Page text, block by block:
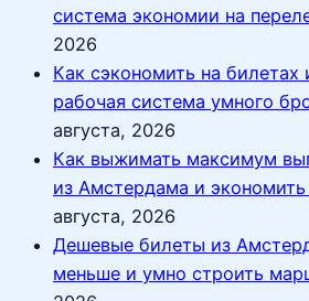
система экономии на
2026
Как сэкономить на
рабочая система умного
августа, 2026
Как выжимать максимум
из Амстердама и экономить
августа, 2026
Дешевые билеты из
меньше и умно строить